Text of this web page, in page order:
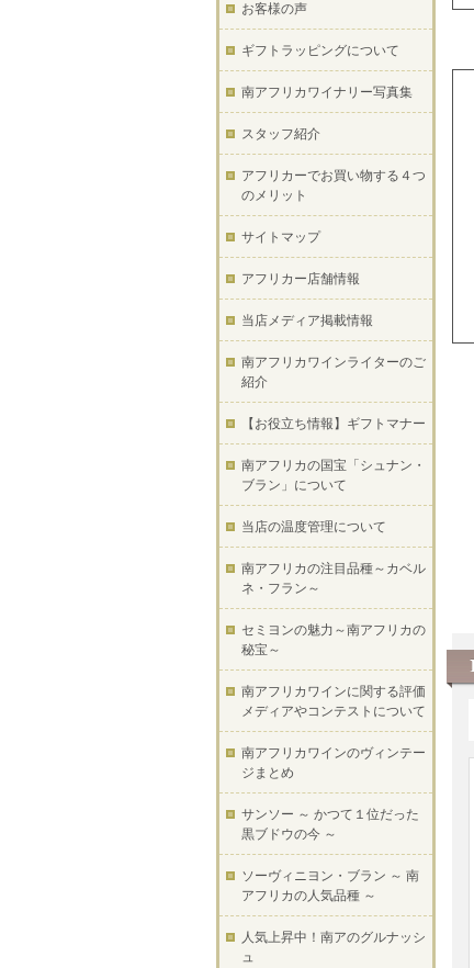
お客様の声
ギフトラッピングについて
南アフリカワイナリー写真集
スタッフ紹介
アフリカーでお買い物する４つ
のメリット
サイトマップ
アフリカー店舗情報
当店メディア掲載情報
南アフリカワインライターのご
紹介
【お役立ち情報】ギフトマナー
南アフリカの国宝「シュナン・
ブラン」について
当店の温度管理について
南アフリカの注目品種～カベル
ネ・フラン～
セミヨンの魅力～南アフリカの
秘宝～
南アフリカワインに関する評価
メディアやコンテストについて
南アフリカワインのヴィンテー
ジまとめ
サンソー ～ かつて１位だった
黒ブドウの今 ～
ソーヴィニヨン・ブラン ～ 南
アフリカの人気品種 ～
人気上昇中！南アのグルナッシ
ュ